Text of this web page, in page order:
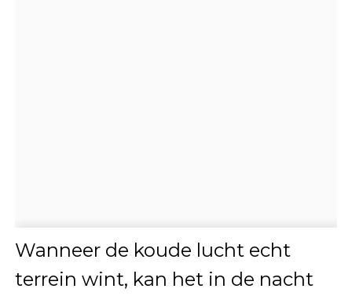
Wanneer de koude lucht echt
terrein wint, kan het in de nacht